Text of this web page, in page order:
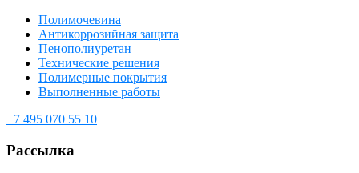
Полимочевина
Антикоррозийная защита
Пенополиуретан
Технические решения
Полимерные покрытия
Выполненные работы
+7 495 070 55 10
Рассылка